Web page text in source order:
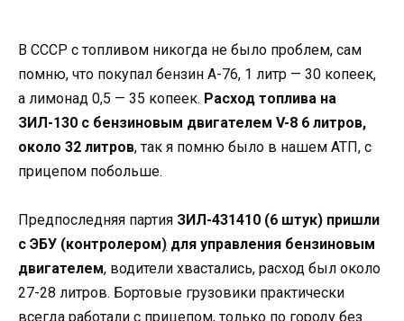
В СССР с топливом никогда не было проблем, сам
помню, что покупал бензин А-76, 1 литр — 30 копеек,
а лимонад 0,5 — 35 копеек. Расход топлива на
ЗИЛ-130 с бензиновым двигателем V-8 6 литров,
около 32 литров, так я помню было в нашем АТП, с
прицепом побольше.
Предпоследняя партия ЗИЛ-431410 (6 штук) пришли
с ЭБУ (контролером) для управления бензиновым
двигателем, водители хвастались, расход был около
27-28 литров. Бортовые грузовики практически
всегда работали с прицепом, только по городу без